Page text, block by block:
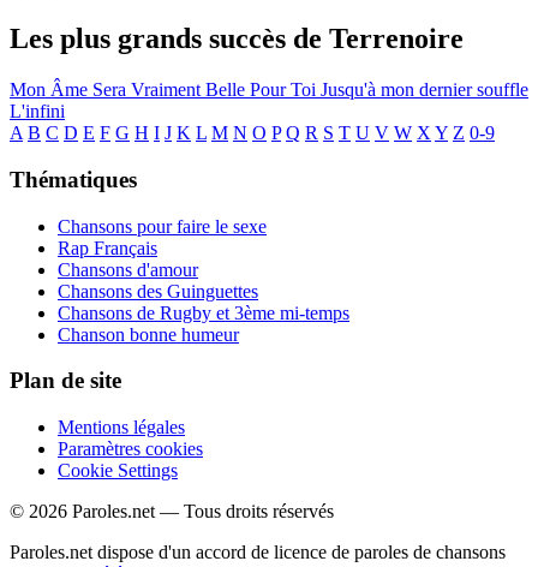
Les plus grands succès de Terrenoire
Mon Âme Sera Vraiment Belle Pour Toi Jusqu'à mon dernier souffle
L'infini
A B C D E F G H I J K L M N O P Q R S T U V W X Y Z 0-9
Thématiques
Chansons pour faire le sexe
Rap Français
Chansons d'amour
Chansons des Guinguettes
Chansons de Rugby et 3ème mi-temps
Chanson bonne humeur
Plan de site
Mentions légales
Paramètres cookies
Cookie Settings
© 2026 Paroles.net — Tous droits réservés
Paroles.net dispose d'un accord de licence de paroles de chansons